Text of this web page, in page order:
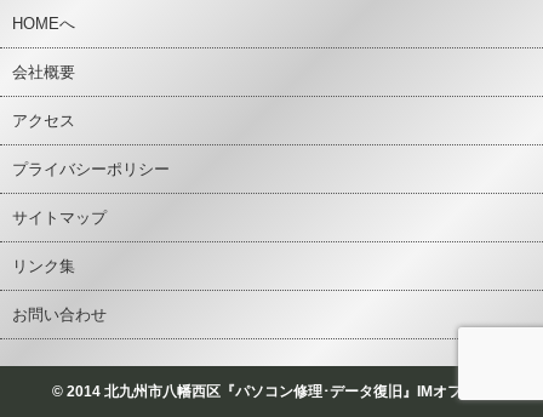
HOMEへ
会社概要
アクセス
プライバシーポリシー
サイトマップ
リンク集
お問い合わせ
© 2014 北九州市八幡西区『パソコン修理･データ復旧』IMオフィス